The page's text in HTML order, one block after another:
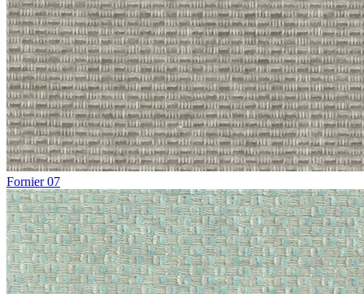
Fornier 07